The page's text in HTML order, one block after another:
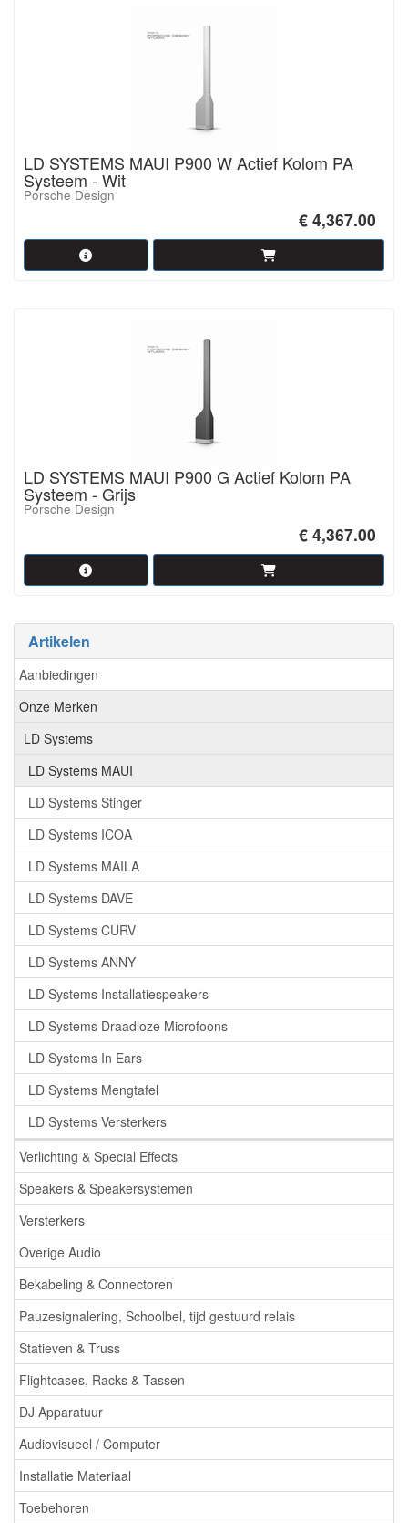
Artikelen
Aanbiedingen
Onze Merken
LD Systems
LD Systems MAUI
LD Systems Stinger
LD Systems ICOA
LD Systems MAILA
LD Systems DAVE
LD Systems CURV
LD Systems ANNY
LD Systems Installatiespeakers
LD Systems Draadloze Microfoons
LD Systems In Ears
LD Systems Mengtafel
LD Systems Versterkers
Verlichting & Special Effects
Speakers & Speakersystemen
Versterkers
Overige Audio
Bekabeling & Connectoren
Pauzesignalering, Schoolbel, tijd gestuurd relais
Statieven & Truss
Flightcases, Racks & Tassen
DJ Apparatuur
Audiovisueel / Computer
Installatie Materiaal
Toebehoren
LD SYSTEMS MAUI P900 W Actief Kolom PA
Systeem - Wit
Porsche Design
€ 4,367.00
LD SYSTEMS MAUI P900 G Actief Kolom PA
Systeem - Grijs
Porsche Design
€ 4,367.00